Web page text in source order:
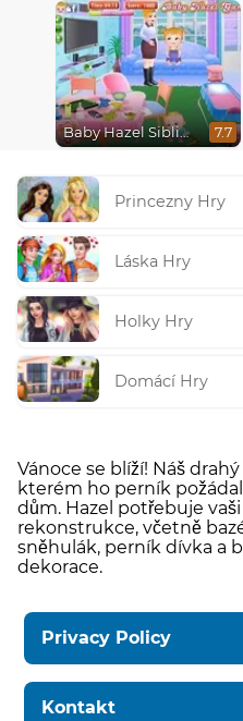
Baby Hazel Sibling Trouble 7.7
Princezny Hry
Láska Hry
Holky Hry
Domácí Hry
Vánoce se blíží! Náš
kterém ho perník
dům. Hazel potřebuje
rekonstrukce, včetně
sněhulák, perník dívka a
dekorace.
Privacy Policy
Kontakt